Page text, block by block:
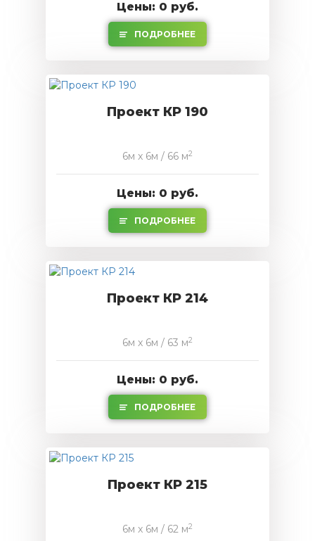
Цены: 0 руб.
ПОДРОБНЕЕ
Проект КР 190
6м x 6м / 66 м2
Цены: 0 руб.
ПОДРОБНЕЕ
Проект КР 214
6м x 6м / 63 м2
Цены: 0 руб.
ПОДРОБНЕЕ
Проект КР 215
6м x 6м / 62 м2